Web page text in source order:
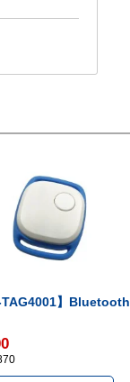
TAG4001】Bluetooth